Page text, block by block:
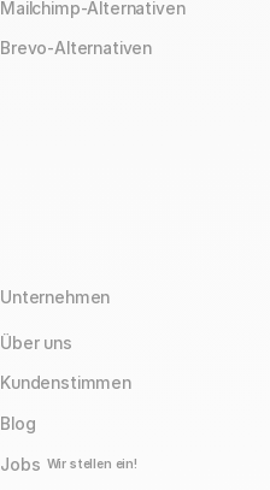
Mailchimp-Alternativen
Brevo-Alternativen
Unternehmen
Über uns
Kundenstimmen
Blog
Jobs Wir stellen ein!